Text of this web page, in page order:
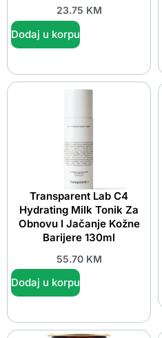
23.75 KM
Dodaj u korpu
Transparent Lab C4
Hydrating Milk Tonik Za
Obnovu I Jačanje Kožne
Barijere 130ml
55.70 KM
Dodaj u korpu